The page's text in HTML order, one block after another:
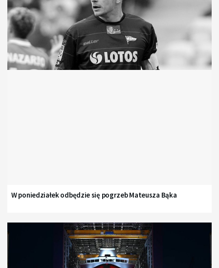
W poniedziałek odbędzie się pogrzeb Mateusza Bąka